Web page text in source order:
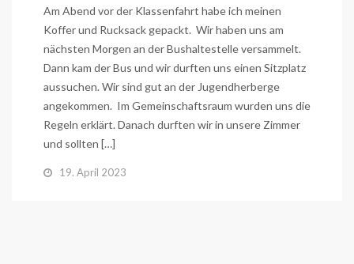
Am Abend vor der Klassenfahrt habe ich meinen
Koffer und Rucksack gepackt. Wir haben uns am
nächsten Morgen an der Bushaltestelle versammelt.
Dann kam der Bus und wir durften uns einen Sitzplatz
aussuchen. Wir sind gut an der Jugendherberge
angekommen. Im Gemeinschaftsraum wurden uns die
Regeln erklärt. Danach durften wir in unsere Zimmer
und sollten […]
19. April 2023